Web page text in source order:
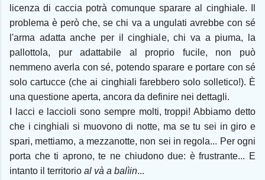
licenza di caccia potrà comunque sparare al cinghiale. Il
problema è però che, se chi va a ungulati avrebbe con sé
l'arma adatta anche per il cinghiale, chi va a piuma, la
pallottola, pur adattabile al proprio fucile, non può
nemmeno averla con sé, potendo sparare e portare con sé
solo cartucce (che ai cinghiali farebbero solo solletico!). È
una questione aperta, ancora da definire nei dettagli.
I lacci e laccioli sono sempre molti, troppi! Abbiamo detto
che i cinghiali si muovono di notte, ma se tu sei in giro e
spari, mettiamo, a mezzanotte, non sei in regola... Per ogni
porta che ti aprono, te ne chiudono due: è frustrante... E
intanto il territorio al và a balìin...